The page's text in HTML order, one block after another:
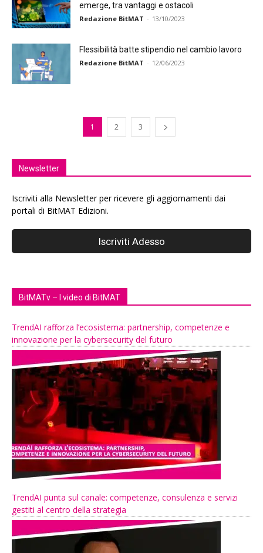
emerge, tra vantaggi e ostacoli
Redazione BitMAT - 13/10/2023
Flessibilità batte stipendio nel cambio lavoro
Redazione BitMAT - 12/06/2023
1 2 3
Newsletter
Iscriviti alla Newsletter per ricevere gli aggiornamenti dai
portali di BitMAT Edizioni.
BitMATv – I video di BitMAT
TrendAI rafforza l’ecosistema: partnership, competenze e
innovazione per la cybersecurity del futuro
TrendAI punta sul canale: competenze, consulenza e servizi
gestiti al centro della strategia